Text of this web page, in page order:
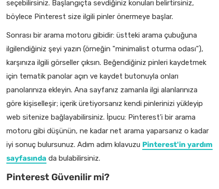
seçebilirsiniz. Başlangıçta sevdiğiniz konuları belirtirsiniz,
böylece Pinterest size ilgili pinler önermeye başlar.
Sonrası bir arama motoru gibidir: üstteki arama çubuğuna
ilgilendiğiniz şeyi yazın (örneğin "minimalist oturma odası"),
karşınıza ilgili görseller çıksın. Beğendiğiniz pinleri kaydetmek
için tematik panolar açın ve kaydet butonuyla onları
panolarınıza ekleyin. Ana sayfanız zamanla ilgi alanlarınıza
göre kişiselleşir; içerik üretiyorsanız kendi pinlerinizi yükleyip
web sitenize bağlayabilirsiniz. İpucu: Pinterest'i bir arama
motoru gibi düşünün, ne kadar net arama yaparsanız o kadar
iyi sonuç bulursunuz. Adım adım kılavuzu Pinterest'in yardım
sayfasında da bulabilirsiniz.
Pinterest Güvenilir mi?